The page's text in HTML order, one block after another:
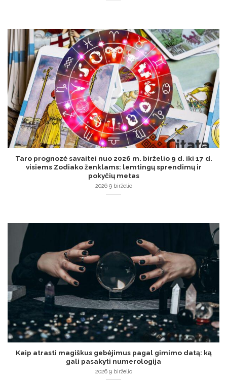
Taro prognozė savaitei nuo 2026 m. birželio 9 d. iki 17 d.
visiems Zodiako ženklams: lemtingų sprendimų ir
pokyčių metas
2026 9 birželio
Kaip atrasti magiškus gebėjimus pagal gimimo datą: ką
gali pasakyti numerologija
2026 9 birželio